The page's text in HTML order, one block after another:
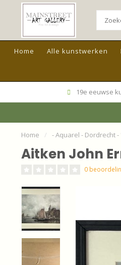
Home Alle kunstwerken
19e eeuwse
Home / - Aquarel - Dordrecht
Aitken John
0